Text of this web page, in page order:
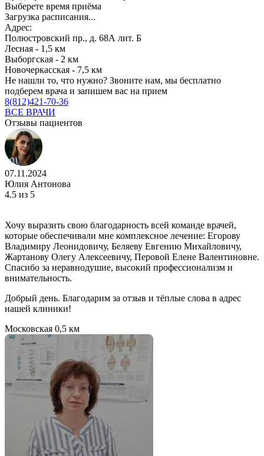
Выберете время приёма
Загрузка расписания...
Адрес:
Полюстровский пр., д. 68А лит. Б
Лесная - 1,5 км
Выборгская - 2 км
Новочеркасская - 7,5 км
Не нашли то, что нужно? Звоните нам, мы бесплатно
подберем врача и запишем вас на прием
8(812)421-70-36
ВСЕ ВРАЧИ
Отзывы пациентов
07.11.2024
Юлия Антонова
4.5 из 5
Хочу выразить свою благодарность всей команде врачей,
которые обеспечивали мне комплексное лечение: Егорову
Владимиру Леонидовичу, Беляеву Евгению Михайловичу,
Жартанову Олегу Алексеевичу, Перовой Елене Валентиновне.
Спасибо за неравнодушие, высокий профессионализм и
внимательность.
Добрый день. Благодарим за отзыв и тёплые слова в адрес
нашей клиники!
Московская 0,5 км